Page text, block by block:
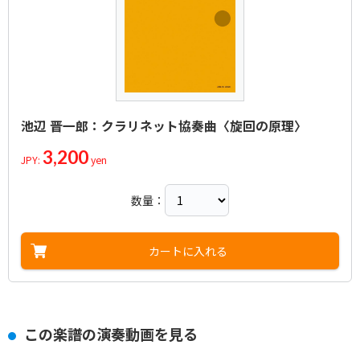
池辺 晋一郎：クラリネット協奏曲〈旋回の原理〉
JPY: 3,200yen
数量：
カートに入れる
この楽譜の演奏動画を見る